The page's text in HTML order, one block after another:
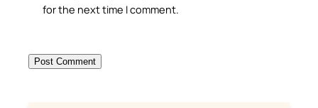
for the next time I comment.